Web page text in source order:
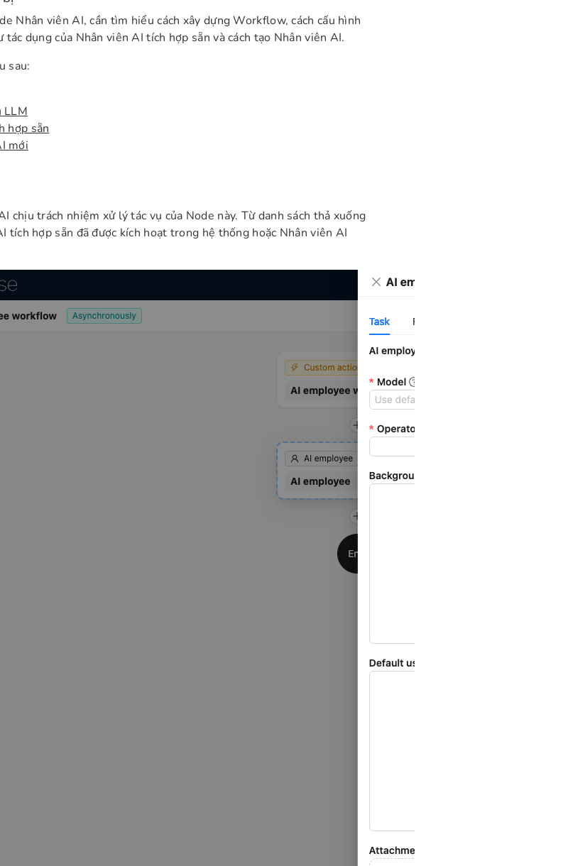
Nhân viên AI, cần tìm hiểu cách xây dựng Workflow, cách cấu hình
tác dụng của Nhân viên AI tích hợp sẵn và cách tạo Nhân viên AI.
sau:
LLM
hợp sẵn
mới
chịu trách nhiệm xử lý tác vụ của Node này. Từ danh sách thả xuống
tích hợp sẵn đã được kích hoạt trong hệ thống hoặc Nhân viên AI